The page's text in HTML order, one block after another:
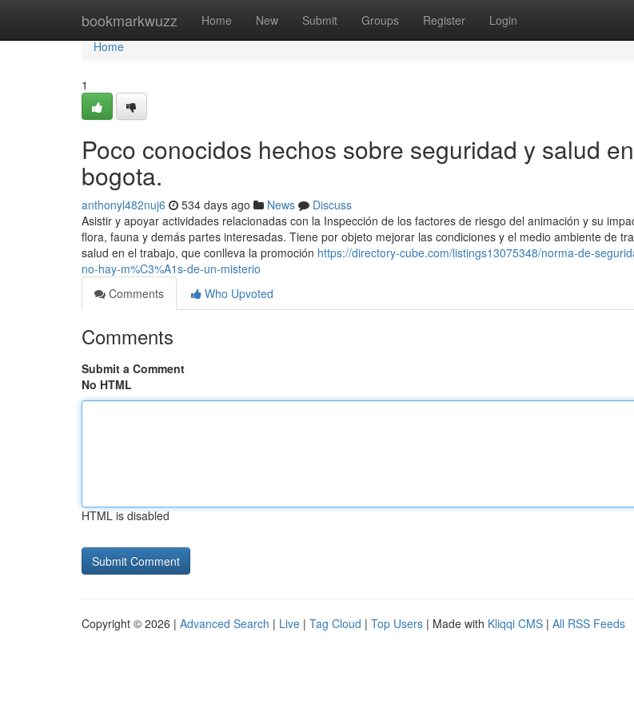
bookmarkwuzz Home New Submit Groups Register Login
Home
Home
1
Poco conocidos hechos sobre seguridad y salud
bogota.
anthonyl482nuj6 534 days ago News
Discuss
Asistir y apoyar actividades relacionadas con la Inspección de los factores de riesgo del animación y su
flora, fauna y demás partes interesadas. Tiene por objeto mejorar las condiciones y el medio ambiente de
salud en el trabajo, que conlleva la promoción https://directory-cube.com/listings13075348/norma-de-
no-hay-m%C3%A1s-de-un-misterio
Comments
Who Upvoted
Comments
Submit a Comment
No HTML
HTML is disabled
Copyright © 2026 | Advanced Search | Live | Tag Cloud | Top Users | Made with Kliqqi CMS | All RSS Feeds